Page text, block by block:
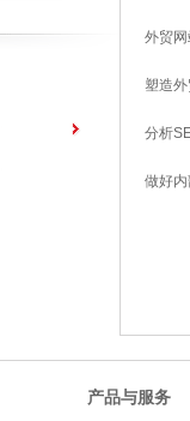
外贸
塑造
分析
做好
产品与服务